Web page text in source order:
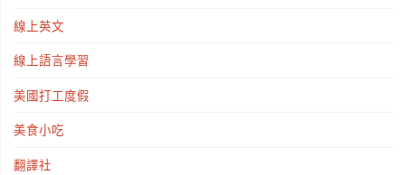
線上英文
線上語言學習
美國打工度假
美食小吃
翻譯社